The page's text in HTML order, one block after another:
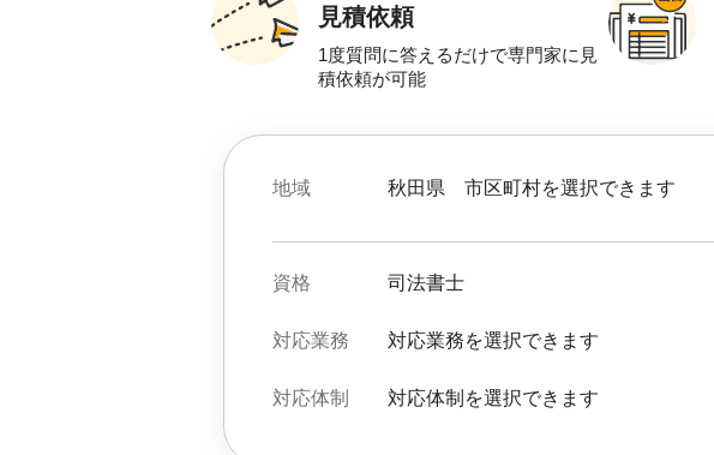
見積依頼
1度質問に答えるだけで専門家に見
積依頼が可能
地域 秋田県 市区町村を選択できます
資格 司法書士
対応業務 対応業務を選択できます
対応体制 対応体制を選択できます